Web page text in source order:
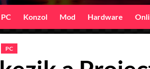
PC Konzol Mod Hardware
PC